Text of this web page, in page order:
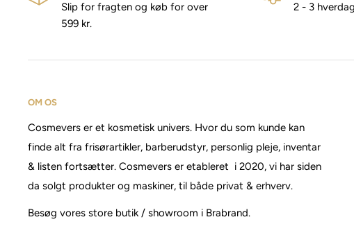
Slip for fragten og køb for over
599 kr.
2 - 3
OM OS
Cosmevers er et kosmetisk univers. Hvor du som kunde kan
finde alt fra frisørartikler, barberudstyr, personlig pleje, inventar
& listen fortsætter. Cosmevers er etableret i 2020, vi har siden
da solgt produkter og maskiner, til både privat & erhverv.
Besøg vores store butik / showroom i Brabrand.